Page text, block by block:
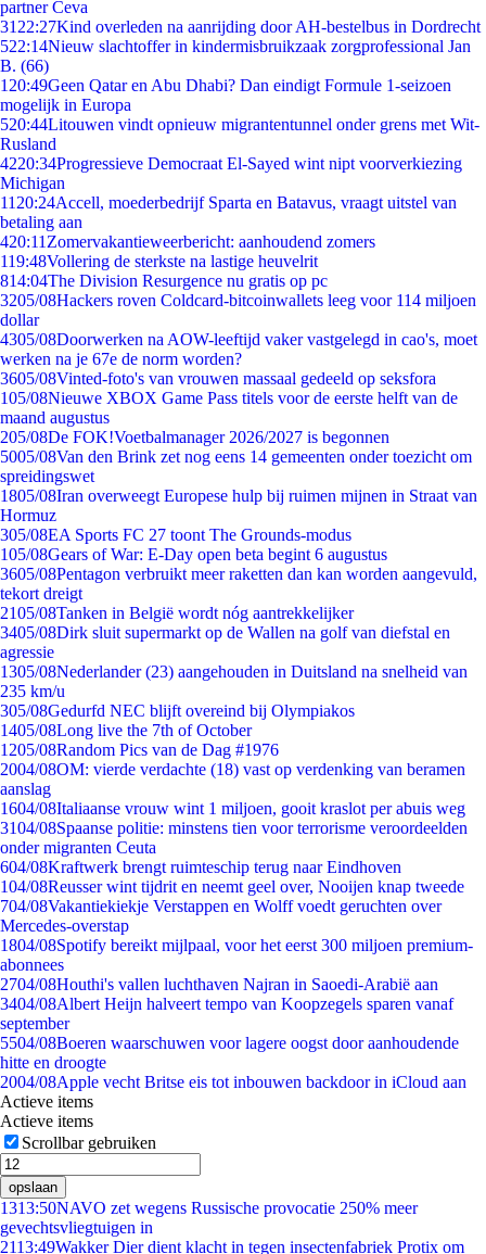
partner Ceva
31 22:27Kind overleden na aanrijding door AH-bestelbus in Dordrecht
522:14Nieuw slachtoffer in kindermisbruikzaak zorgprofessional Jan
B. (66)
1 20:49Geen Qatar en Abu Dhabi? Dan eindigt Formule 1-seizoen
mogelijk in Europa
520:44Litouwen vindt opnieuw migrantentunnel onder grens met Wit-
Rusland
4220:34Progressieve Democraat El-Sayed wint nipt voorverkiezing
Michigan
11 20:24Accell, moederbedrijf Sparta en Batavus, vraagt uitstel van
betaling aan
420:11 Zomervakantieweerbericht: aanhoudend zomers
119:48Vollering de sterkste na lastige heuvelrit
814:04The Division Resurgence nu gratis op pc
3205/08Hackers roven Coldcard-bitcoinwallets leeg voor 114 miljoen
dollar
4305/08Doorwerken na AOW-leeftijd vaker vastgelegd in cao's, moet
werken na je 67e de norm worden?
3605/08Vinted-foto's van vrouwen massaal gedeeld op seksfora
105/08Nieuwe XBOX Game Pass titels voor de eerste helft van de
maand augustus
205/08De FOK!Voetbalmanager 2026/2027 is begonnen
5005/08Van den Brink zet nog eens 14 gemeenten onder toezicht om
spreidingswet
1805/08Iran overweegt Europese hulp bij ruimen mijnen in Straat van
Hormuz
305/08EA Sports FC 27 toont The Grounds-modus
105/08Gears of War: E-Day open beta begint 6 augustus
3605/08Pentagon verbruikt meer raketten dan kan worden aangevuld,
tekort dreigt
2105/08Tanken in België wordt nóg aantrekkelijker
3405/08Dirk sluit supermarkt op de Wallen na golf van diefstal en
agressie
1305/08Nederlander (23) aangehouden in Duitsland na snelheid van
235 km/u
305/08Gedurfd NEC blijft overeind bij Olympiakos
1405/08Long live the 7th of October
1205/08Random Pics van de Dag #1976
2004/08OM: vierde verdachte (18) vast op verdenking van beramen
aanslag
1604/08Italiaanse vrouw wint 1 miljoen, gooit kraslot per abuis weg
3104/08Spaanse politie: minstens tien voor terrorisme veroordeelden
onder migranten Ceuta
604/08Kraftwerk brengt ruimteschip terug naar Eindhoven
104/08Reusser wint tijdrit en neemt geel over, Nooijen knap tweede
704/08Vakantiekiekje Verstappen en Wolff voedt geruchten over
Mercedes-overstap
1804/08Spotify bereikt mijlpaal, voor het eerst 300 miljoen premium-
abonnees
2704/08Houthi's vallen luchthaven Najran in Saoedi-Arabië aan
3404/08Albert Heijn halveert tempo van Koopzegels sparen vanaf
september
5504/08Boeren waarschuwen voor lagere oogst door aanhoudende
hitte en droogte
2004/08Apple vecht Britse eis tot inbouwen backdoor in iCloud aan
Actieve items
Actieve items
Scrollbar gebruiken
opslaan
1313:50NAVO zet wegens Russische provocatie 250% meer
gevechtsvliegtuigen in
2113:49Wakker Dier dient klacht in tegen insectenfabriek Protix om